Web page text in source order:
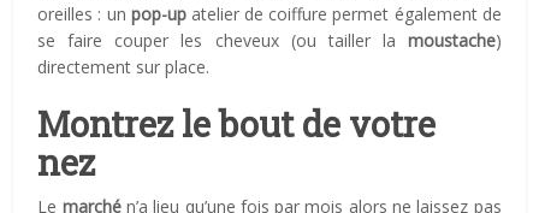
oreilles : un pop-upatelier de coiffure permet également de
se faire couper les cheveux (ou tailler la moustache)
directement sur place.
Montrez le bout de votre
nez
Le marchén’a lieu qu’une fois par mois alors ne laissez pas